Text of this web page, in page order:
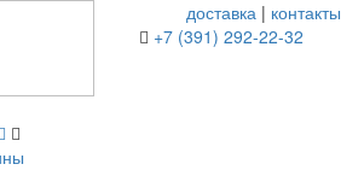
доставка | контакты
+7 (391) 292-22-32